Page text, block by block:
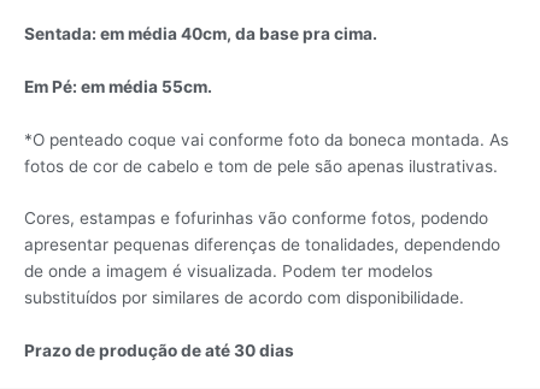
Sentada: em média 40cm, da base pra cima.
Em Pé: em média 55cm.
*O penteado coque vai conforme foto da boneca montada. As
fotos de cor de cabelo e tom de pele são apenas ilustrativas.
Cores, estampas e fofurinhas vão conforme fotos, podendo
apresentar pequenas diferenças de tonalidades, dependendo
de onde a imagem é visualizada. Podem ter modelos
substituídos por similares de acordo com disponibilidade.
Prazo de produção de até 30 dias